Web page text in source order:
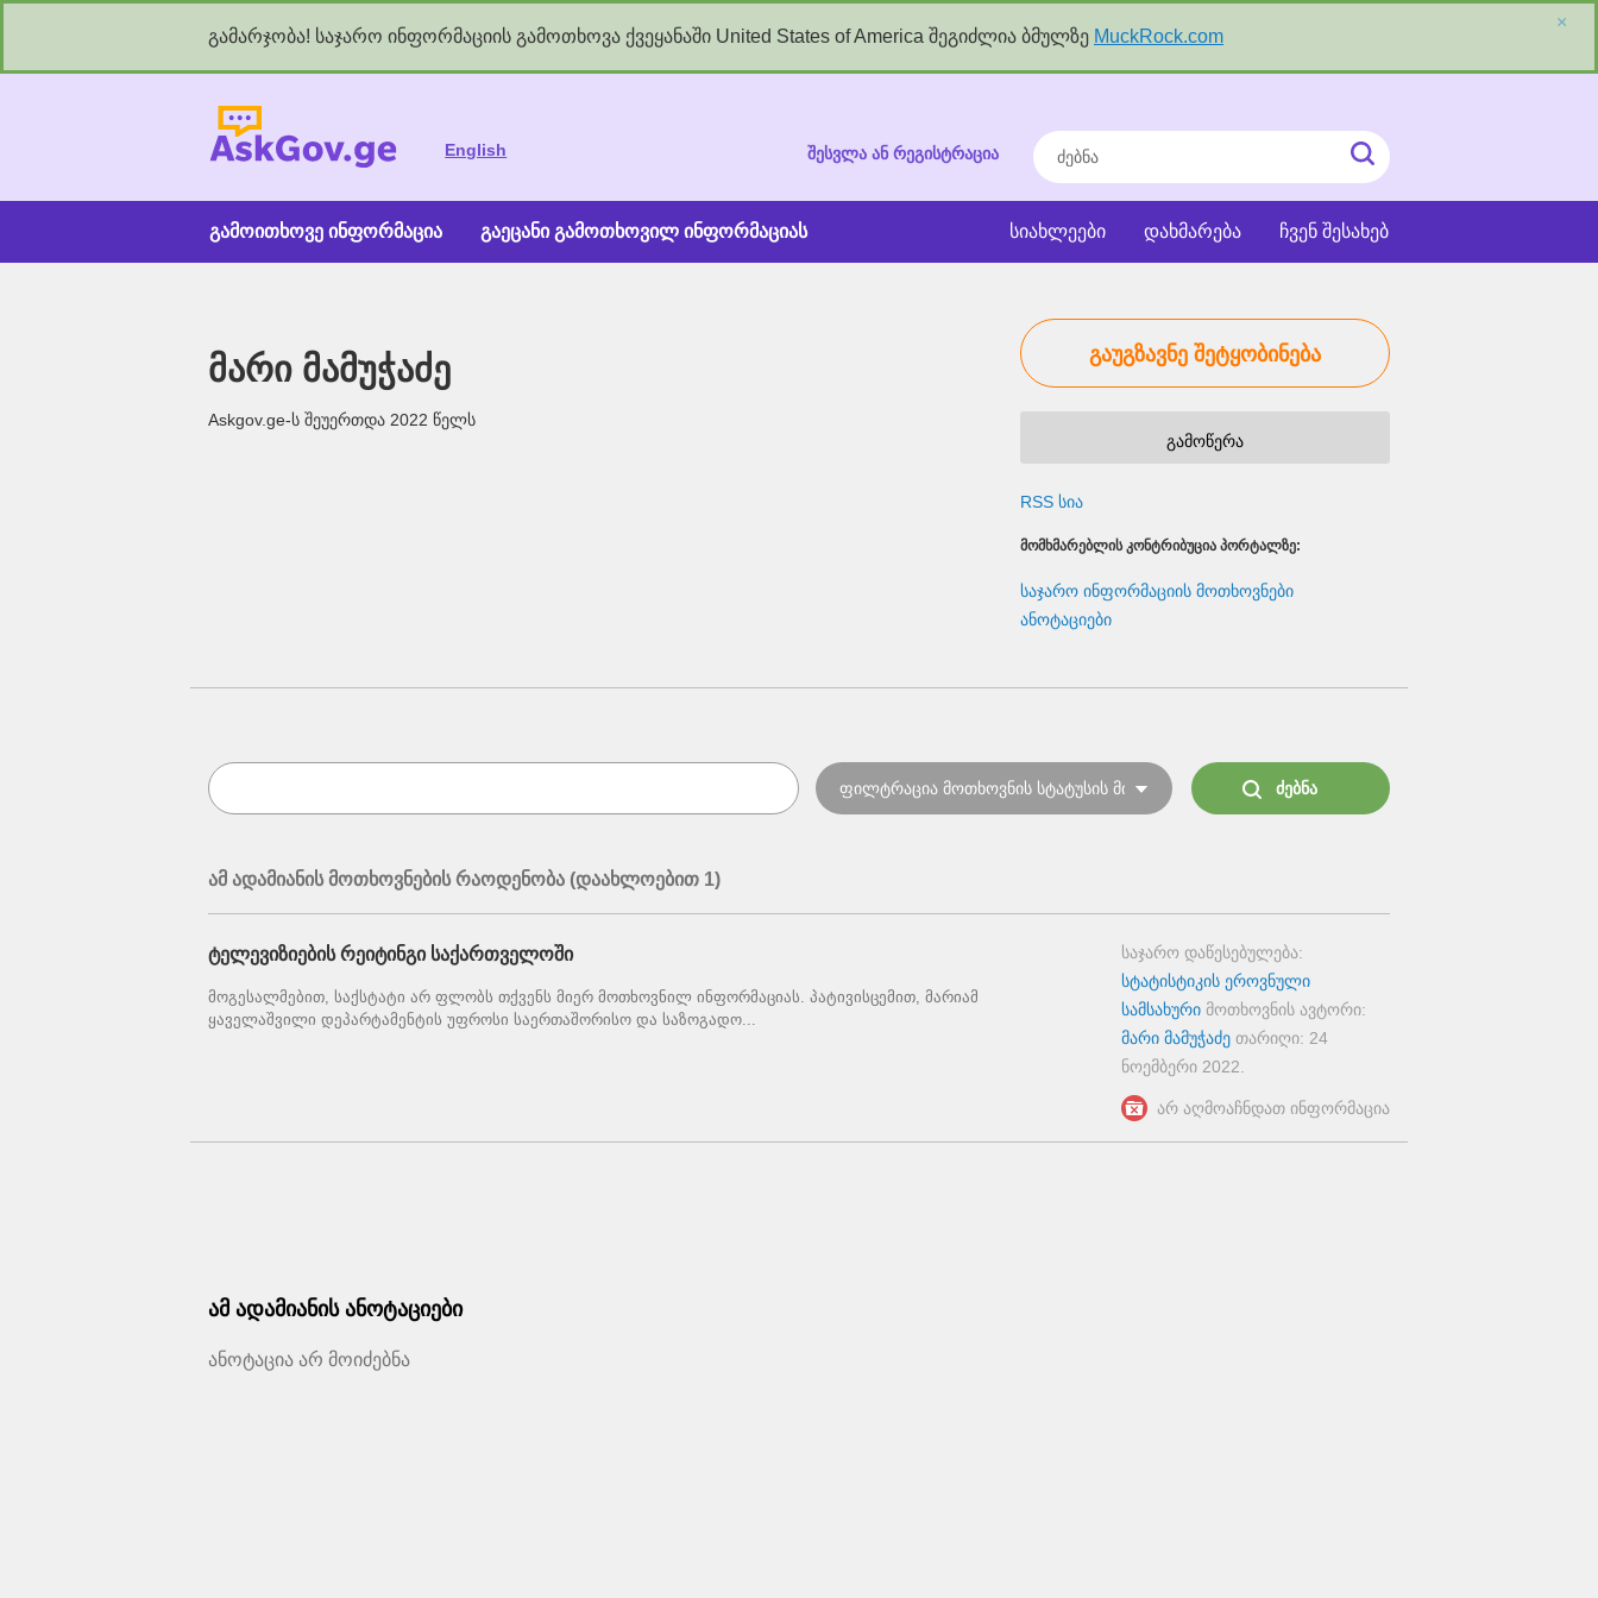
გამარჯობა! საჯარო ინფორმაციის გამოთხოვა ქვეყანაში United States of America შეგიძლია ბმულზე MuckRock.com
×
English ძებნა
ძიეების
ჩატვირთვა
შესვლა ან რეგისტრაცია
გამოითხოვე ინფორმაცია გაეცანი გამოთხოვილ ინფორმაციას ჩვენ შესახებ
დახმარება
სიახლეები
გაუგზავნე შეტყობინება
გამოწერა
RSS სია
ᲛᲝᲛᲮᲛᲐᲠᲔᲑᲚᲘᲡ ᲙᲝᲜᲢᲠᲘᲑᲣᲪᲘᲐ ᲞᲝᲠᲢᲐᲚᲖᲔ:
საჯარო ინფორმაციის მოთხოვნები
ანოტაციები
მარი მამუჭაძე
Askgov.ge-ს შეუერთდა 2022 წელს
ამ ადამიანის მოთხოვნების რაოდენობა (დაახლოებით 1)
ტელევიზიების რეიტინგი საქართველოში
მოგესალმებით, საქსტატი არ ფლობს თქვენს მიერ მოთხოვნილ ინფორმაციას. პატივისცემით, მარიამ
ყაველაშვილი დეპარტამენტის უფროსი საერთაშორისო და საზოგადო...
საჯარო დაწესებულება:
სტატისტიკის ეროვნული
სამსახური მოთხოვნის ავტორი:
მარი მამუჭაძე თარიღი: 24
ნოემბერი 2022
არ აღმოაჩნდათ ინფორმაცია
ამ ადამიანის ანოტაციები
ანოტაცია არ მოიძებნა